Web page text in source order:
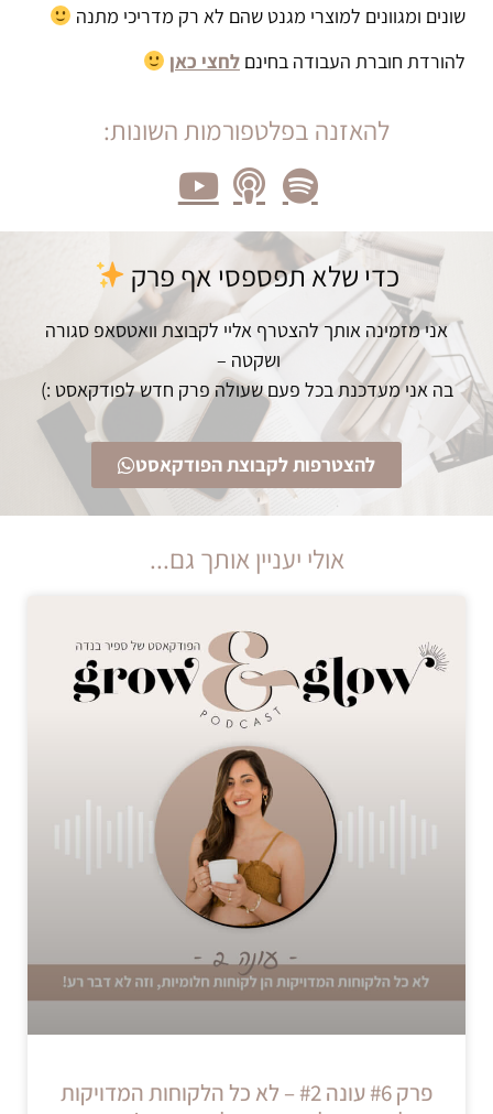
שונים ומגוונים למוצרי מגנט שהם לא רק מדריכי מתנה
להורדת חוברת העבודה בחינם לחצי כאן
להאזנה בפלטפורמות השונות:
כדי שלא תפספסי אף פרק
אני מזמינה אותך להצטרף אליי לקבוצת וואטסאפ סגורה
ושקטה –
בה אני מעדכנת בכל פעם שעולה פרק חדש לפודקאסט :)
להצטרפות לקבוצת הפודקאסט
אולי יעניין אותך גם...
פרק #6 עונה #2 – לא כל הלקוחות המדויקות